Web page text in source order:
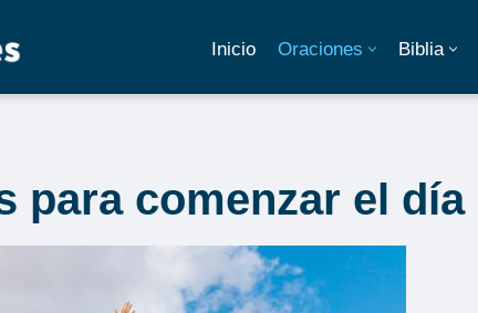
Inicio Oraciones Biblia
para comenzar el día